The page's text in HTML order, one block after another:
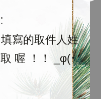
寫的取件人姓
喔 ！！ _φ(･